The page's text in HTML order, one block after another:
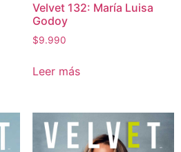
Velvet 132: María Luisa
Godoy
$9.990
Leer más